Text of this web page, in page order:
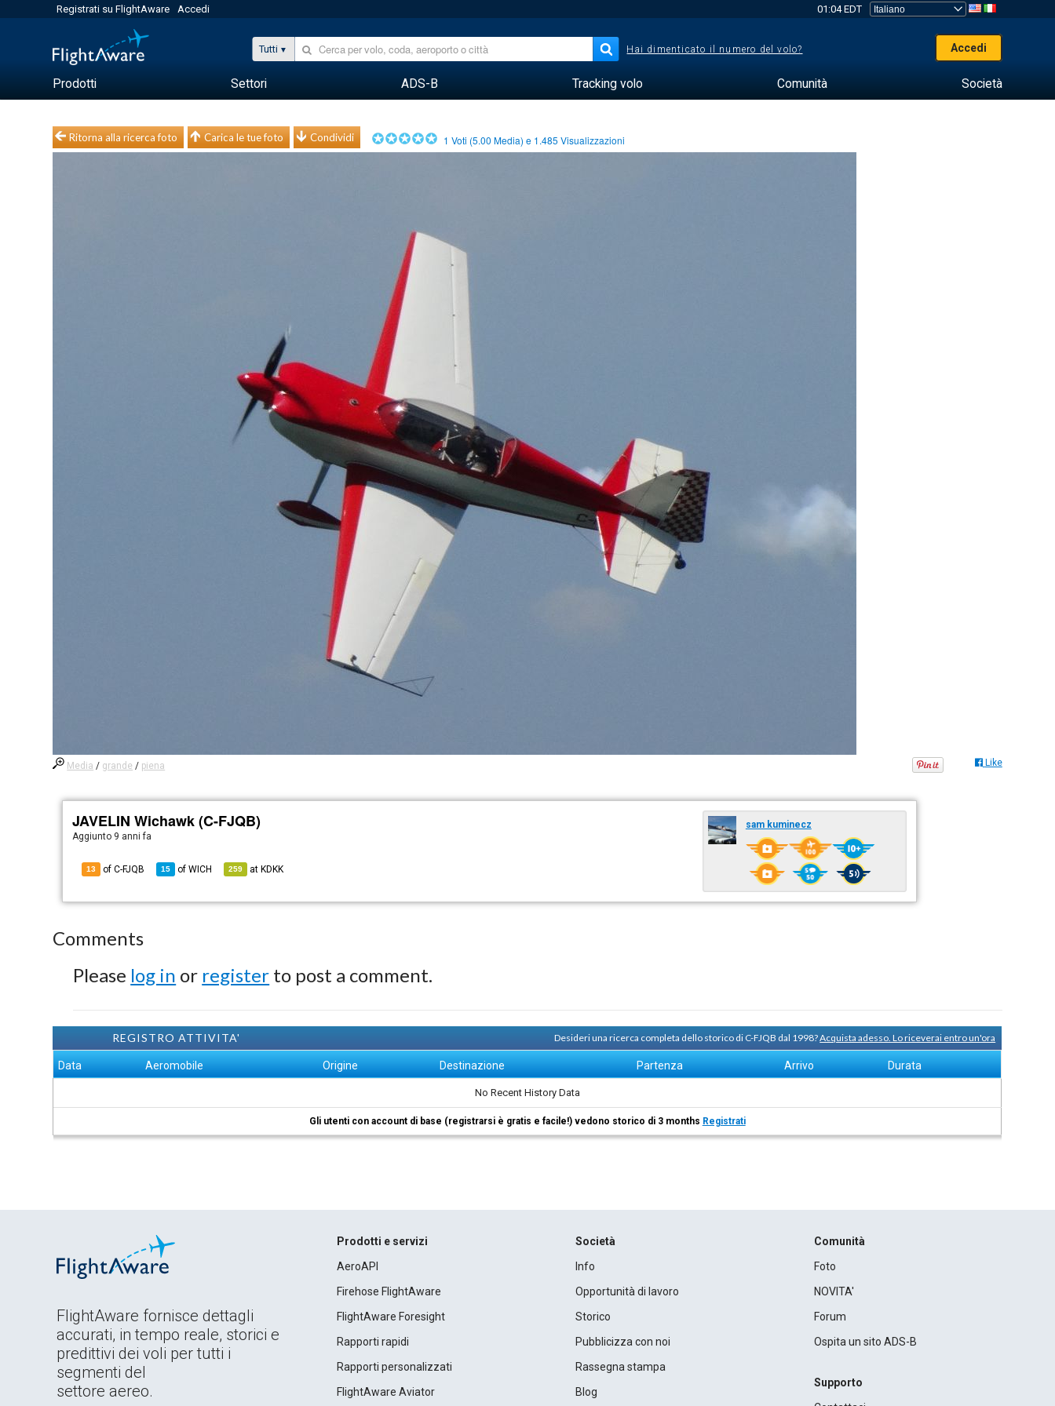
Registrati su FlightAware Accedi 01:04 EDT
Tutti Hai dimenticato il numero del volo? Accedi
Prodotti Settori ADS-B Tracking volo Comunità Società
Ritorna alla ricerca foto Carica le tue foto Condividi 1 Voti (5.00 Media) e 1.485 Visualizzazioni
Media / grande / piena Like
JAVELIN Wichawk (C-FJQB)
Aggiunto 9 anni fa
13 of C-FJQB 15 ofWICH 259 at KDKK
sam kuminecz
Comments
Please log in or register to post a comment.
REGISTRO ATTIVITA' Desideri una ricerca completa dello storico di C-FJQB dal 1998?Acquista adesso. Lo riceverai entro un'ora
Data Aeromobile Origine Destinazione Partenza Arrivo Durata
No Recent History Data
Gli utenti con account di base (registrarsi è gratis e facile!) vedono storico di 3 months Registrati
FlightAware fornisce dettagli
accurati, in tempo reale, storici e
predittivi dei voli per tutti i
segmenti del
settore aereo.
Prodotti e servizi
AeroAPI
Firehose FlightAware
FlightAware Foresight
Rapporti rapidi
Rapporti personalizzati
FlightAware Aviator
Società
Info
Opportunità di lavoro
Storico
Pubblicizza con noi
Rassegna stampa
Blog
Comunità
Foto
NOVITA'
Forum
Ospita un sito ADS-B
Supporto